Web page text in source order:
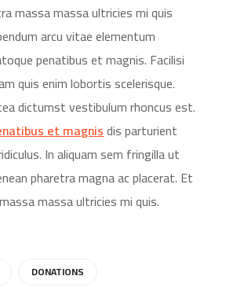
massa massa ultricies mi quis
arcu vitae elementum
penatibus et magnis. Facilisi
quis enim lobortis scelerisque.
dictumst vestibulum rhoncus est.
et magnisdis parturient
In aliquam sem fringilla ut
pharetra magna ac placerat. Et
massa ultricies mi quis.
DONATIONS